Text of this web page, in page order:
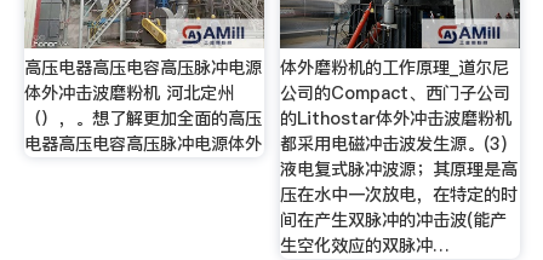
高压电器高压电容高压脉冲电源
体外冲击波磨粉机 河北定州
（），。想了解更加全面的高压
电器高压电容高压脉冲电源体外
体外磨粉机的工作原理_道尔尼
公司的Compact、西门子公司
的Lithostar体外冲击波磨粉机
都采用电磁冲击波发生源。(3)
液电复式脉冲波源；其原理是高
压在水中一次放电，在特定的时
间在产生双脉冲的冲击波(能产
生空化效应的双脉冲…